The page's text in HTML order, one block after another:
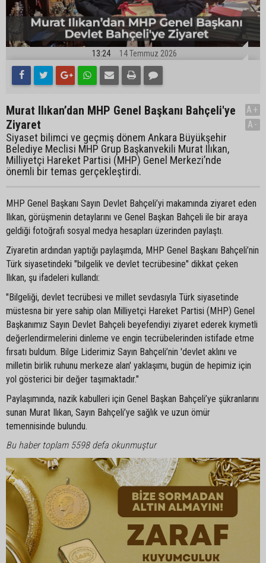
13:24 14 Temmuz 2026
Murat Ilıkan’dan MHP Genel Başkanı Bahçeli'ye
Ziyaret
Siyaset bilimci ve geçmiş dönem Ankara Büyükşehir
Belediye Meclisi MHP Grup Başkanvekili Murat Ilıkan,
Milliyetçi Hareket Partisi (MHP) Genel Merkezi’nde
önemli bir temas gerçekleştirdi.
A+
A-
MHP Genel Başkanı Sayın Devlet Bahçeli’yi makamında ziyaret eden
Ilıkan, görüşmenin detaylarını ve Genel Başkan Bahçeli ile bir araya
geldiği fotoğrafı sosyal medya hesapları üzerinden paylaştı.
Ziyaretin ardından yaptığı paylaşımda, MHP Genel Başkanı Bahçeli’nin
Türk siyasetindeki "bilgelik ve devlet tecrübesine" dikkat çeken
Ilıkan, şu ifadeleri kullandı:
"Bilgeliği, devlet tecrübesi ve millet sevdasıyla Türk siyasetinde
müstesna bir yere sahip olan Milliyetçi Hareket Partisi (MHP) Genel
Başkanımız Sayın Devlet Bahçeli beyefendiyi ziyaret ederek kıymetli
değerlendirmelerini dinleme ve engin tecrübelerinden istifade etme
fırsatı buldum. Bilge Liderimiz Sayın Bahçeli’nin 'devlet aklını ve
milletin birlik ruhunu merkeze alan' yaklaşımı, bugün de hepimiz için
yol gösterici bir değer taşımaktadır."
Paylaşımında, nazik kabulleri için Genel Başkan Bahçeli’ye şükranlarını
sunan Murat Ilıkan, Sayın Bahçeli’ye sağlık ve uzun ömür
temennisinde bulundu.
Bu haber toplam 5598 defa okunmuştur